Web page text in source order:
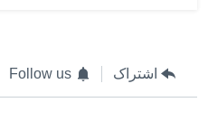
اشتراک Follow us